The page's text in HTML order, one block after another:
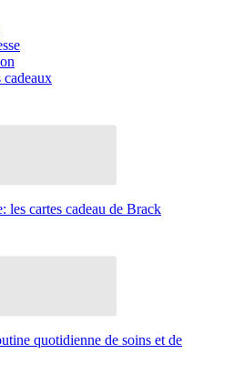
les cartes cadeau de Brack
quotidienne de soins et de